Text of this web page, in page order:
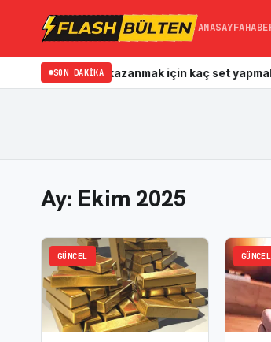
ANASAYFA
SON DAKIKA
Kas kazanmak için kaç set yapmalıyız?
Ay: Ekim 2025
GÜNCEL GÜNCEL